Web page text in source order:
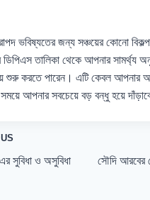
ভবিষ্যতের জন্য সঞ্চয়ের কোনো
ডিপিএস তালিকা থেকে আপনার সামর্থ্য
শুরু করতে পারেন। এটি কেবল আপনার
আপনার সবচেয়ে বড় বন্ধু হয়ে
সুবিধা ও অসুবিধা
সৌদি আরবের